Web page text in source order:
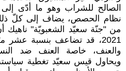
الصالح للشراب وهو ما أدّى
نظام الحصص، يضاف إلى كلّ ذلك
من "جنّة سعيّد الشعبويّة" ناهيك
2021، قد تضاعف بنسبة عشر
والعنف، خاصة العنف ضد
ويحاول قيس سعيّد تغطية سياسته